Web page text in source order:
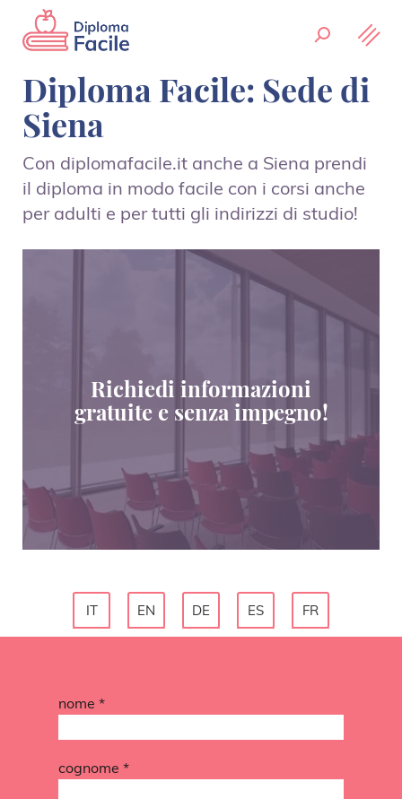
Diploma Facile: Sede di
Siena
Con diplomafacile.it anche a Siena prendi
il diploma in modo facile con i corsi anche
per adulti e per tutti gli indirizzi di studio!
Richiedi informazioni
gratuite e senza impegno!
IT EN DE ES FR
nome *
cognome *